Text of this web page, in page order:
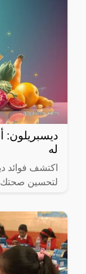
ديسبريلون:
له
اكتشف فوائد
لتحسين صحتك